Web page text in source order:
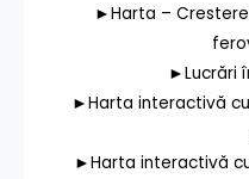
►Harta –
►Lucrări
►Harta interactivă
►Harta interactivă